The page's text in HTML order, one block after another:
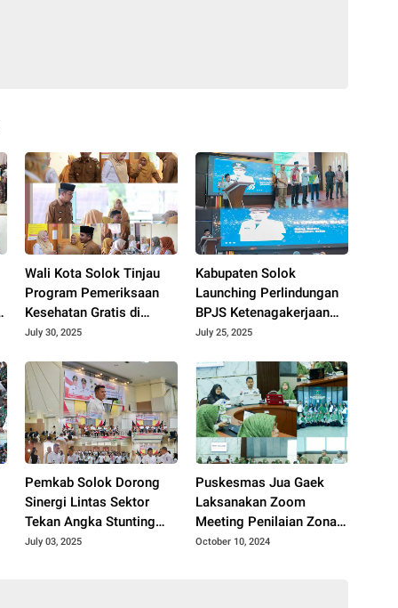
Wali Kota Solok Tinjau
Program Pemeriksaan
Kesehatan Gratis di
Puskesmas Tanah Garam
July 30, 2025
Kabupaten Solok
Launching Perlindungan
BPJS Ketenagakerjaan
bagi Pekerja Rentan.
July 25, 2025
Pemkab Solok Dorong
Sinergi Lintas Sektor
Tekan Angka Stunting
Lewat Rakor TPPS 2025.
July 03, 2025
Puskesmas Jua Gaek
Laksanakan Zoom
Meeting Penilaian Zona
Integritas Menuju
October 10, 2024